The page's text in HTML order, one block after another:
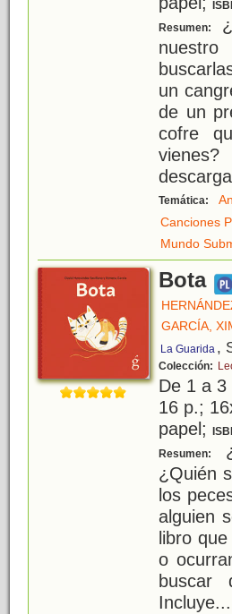
Resumen:
un
de un
cofre
Temática:
Canciones
Mundo
Bota
GARCÍA,
La Guarida ,
Colección:
De 1 a
16 p.;
papel;
Resumen:
¿Quién
los
alguien
libro
o
Incluye...